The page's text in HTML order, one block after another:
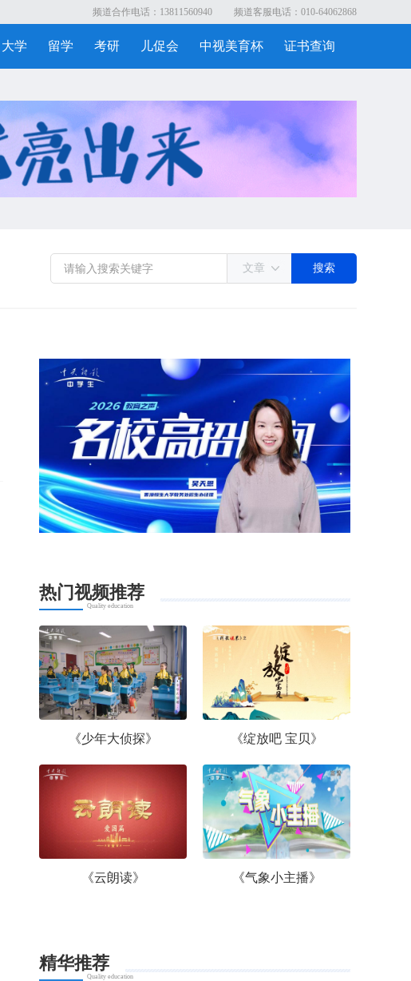
频道合作电话：13811560940 频道客服电话：010-64062868
大学 留学 考研 儿促会 中视美育杯 证书查询
文章 搜索
热门视频推荐
Quality education
《少年大侦探》 《绽放吧 宝贝》
《云朗读》 《气象小主播》
精华推荐
Quality education